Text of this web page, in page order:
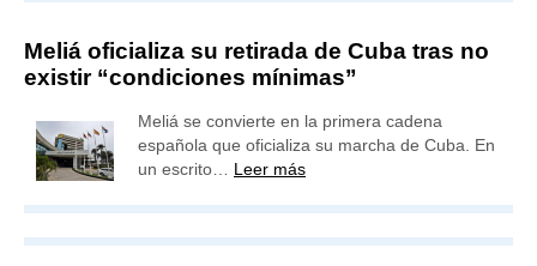
Meliá oficializa su retirada de Cuba tras no
existir “condiciones mínimas”
Meliá se convierte en la primera cadena
española que oficializa su marcha de Cuba. En
un escrito… Leer más